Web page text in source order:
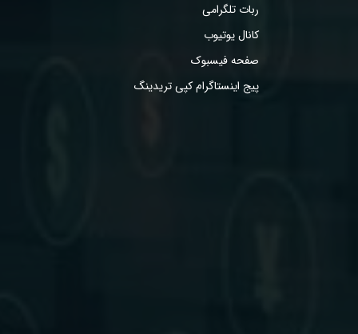
ربات تلگرامی
کانال یوتیوب
صفحه فیسبوک
پیج اینستاگرام کپی تریدینگ